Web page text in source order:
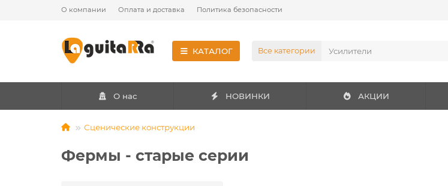
О компании Оплата и доставка Политика безопасности
КАТАЛОГ Все категории
О нас НОВИНКИ АКЦИИ
Сценические конструкции
Фермы - старые серии